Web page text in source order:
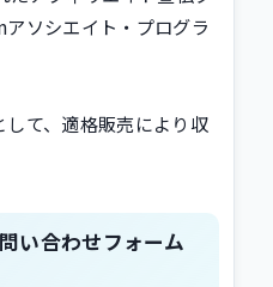
ソシエイト・プログラ
て、適格販売により収
い合わせフォーム